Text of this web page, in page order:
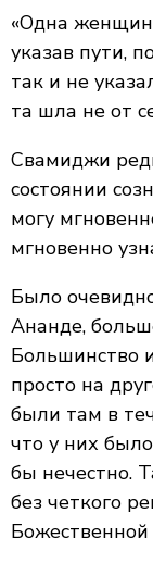
«Одна
указав пути,
так и не
та шла не от
Свамиджи
состоянии
могу
мгновенно
Было
Ананде,
Большинство
просто на
были там в
что у них
бы нечестно.
без четкого